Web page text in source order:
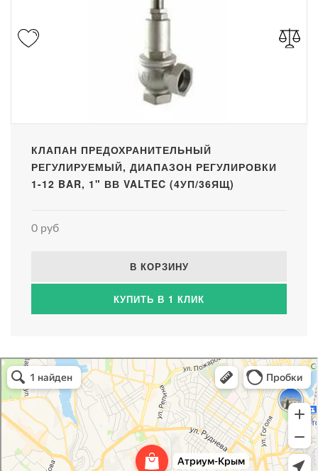
КЛАПАН ПРЕДОХРАНИТЕЛЬНЫЙ
РЕГУЛИРУЕМЫЙ, ДИАПАЗОН РЕГУЛИРОВКИ
1-12 BAR, 1" ВВ VALTEC (4УП/36ЯЩ)
0 руб
В КОРЗИНУ
КУПИТЬ В 1 КЛИК
Атриум-Крым
Системы водоснабжения, отопления, канализации в Севастополе
Снабжение строительных объектов в Севастополе